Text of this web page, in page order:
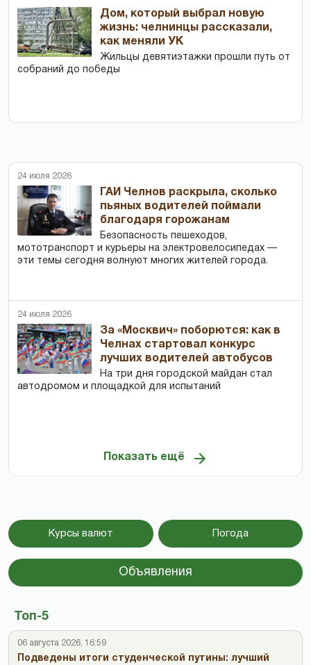
Дом, который выбрал новую
жизнь: челнинцы рассказали,
как меняли УК
Жильцы девятиэтажки прошли путь от
собраний до победы
24 июля 2026
ГАИ Челнов раскрыла, сколько
пьяных водителей поймали
благодаря горожанам
Безопасность пешеходов,
мототранспорт и курьеры на электровелосипедах —
эти темы сегодня волнуют многих жителей города.
24 июля 2026
За «Москвич» поборются: как в
Челнах стартовал конкурс
лучших водителей автобусов
На три дня городской майдан стал
автодромом и площадкой для испытаний
Показать ещё
Курсы валют Погода
Объявления
Топ-5
06 августа 2026, 16:59
Подведены итоги студенческой путины: лучший